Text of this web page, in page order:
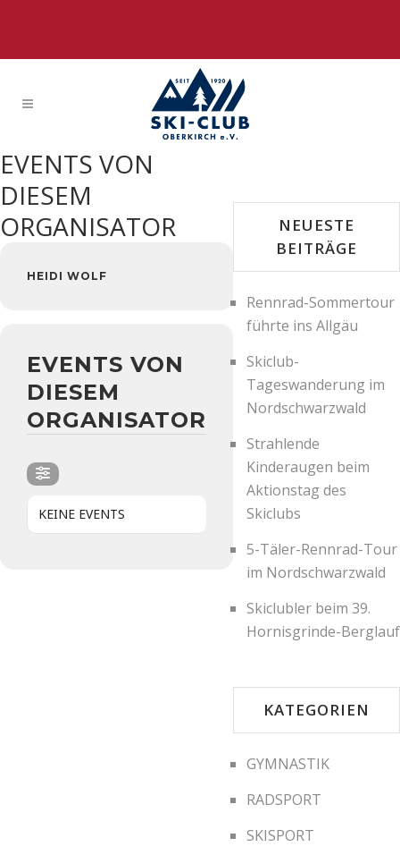
EVENTS VON
DIESEM
ORGANISATOR
HEIDI WOLF
EVENTS VON
DIESEM
ORGANISATOR
KEINE EVENTS
NEUESTE
BEITRÄGE
Rennrad-Sommertour
führte ins Allgäu
Skiclub-
Tageswanderung im
Nordschwarzwald
Strahlende
Kinderaugen beim
Aktionstag des
Skiclubs
5-Täler-Rennrad-Tour
im Nordschwarzwald
Skiclubler beim 39.
Hornisgrinde-Berglauf
KATEGORIEN
GYMNASTIK
RADSPORT
SKISPORT